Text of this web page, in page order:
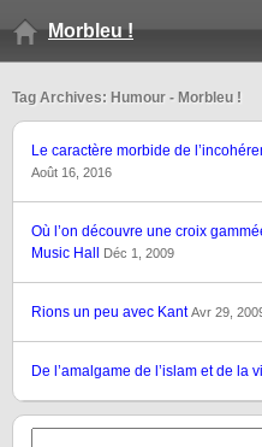
Morbleu !
Tag Archives: Humour - Morbleu !
Le caractère morbide de
Août 16, 2016
Où l’on découvre une croix
Music Hall
Déc 1, 2009
Rions un peu avec KantAvr 29,
De l’amalgame de l’islam et de la